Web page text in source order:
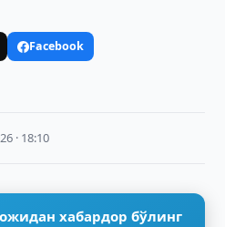
Facebook
· 18:10
хабардор бўлинг